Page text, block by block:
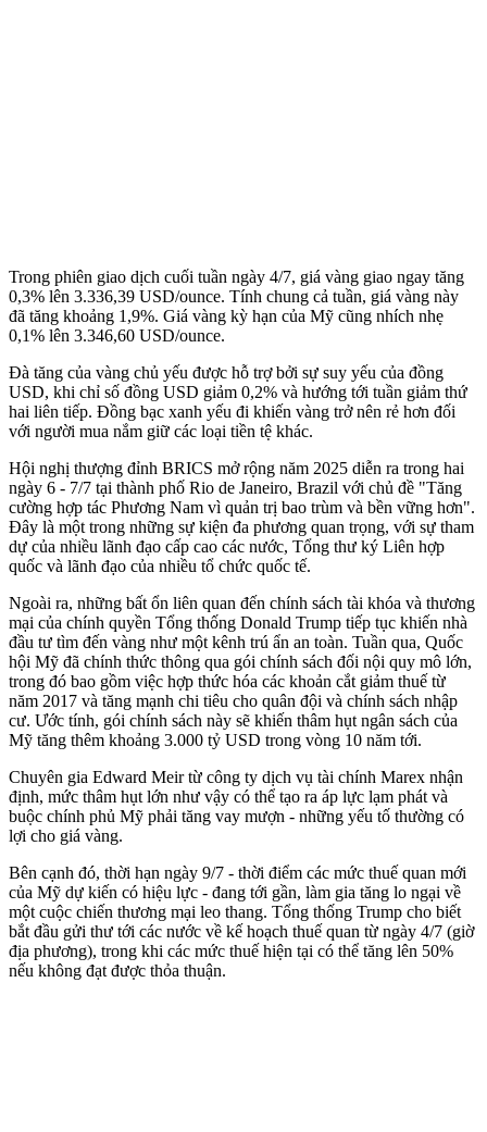
Trong phiên giao dịch cuối tuần ngày 4/7, giá vàng giao ngay tăng
0,3% lên 3.336,39 USD/ounce. Tính chung cả tuần, giá vàng này
đã tăng khoảng 1,9%. Giá vàng kỳ hạn của Mỹ cũng nhích nhẹ
0,1% lên 3.346,60 USD/ounce.
Đà tăng của vàng chủ yếu được hỗ trợ bởi sự suy yếu của đồng
USD, khi chỉ số đồng USD giảm 0,2% và hướng tới tuần giảm thứ
hai liên tiếp. Đồng bạc xanh yếu đi khiến vàng trở nên rẻ hơn đối
với người mua nắm giữ các loại tiền tệ khác.
Hội nghị thượng đỉnh BRICS mở rộng năm 2025 diễn ra trong hai
ngày 6 - 7/7 tại thành phố Rio de Janeiro, Brazil với chủ đề "Tăng
cường hợp tác Phương Nam vì quản trị bao trùm và bền vững hơn".
Đây là một trong những sự kiện đa phương quan trọng, với sự tham
dự của nhiều lãnh đạo cấp cao các nước, Tổng thư ký Liên hợp
quốc và lãnh đạo của nhiều tổ chức quốc tế.
Ngoài ra, những bất ổn liên quan đến chính sách tài khóa và thương
mại của chính quyền Tổng thống Donald Trump tiếp tục khiến nhà
đầu tư tìm đến vàng như một kênh trú ẩn an toàn. Tuần qua, Quốc
hội Mỹ đã chính thức thông qua gói chính sách đối nội quy mô lớn,
trong đó bao gồm việc hợp thức hóa các khoản cắt giảm thuế từ
năm 2017 và tăng mạnh chi tiêu cho quân đội và chính sách nhập
cư. Ước tính, gói chính sách này sẽ khiến thâm hụt ngân sách của
Mỹ tăng thêm khoảng 3.000 tỷ USD trong vòng 10 năm tới.
Chuyên gia Edward Meir từ công ty dịch vụ tài chính Marex nhận
định, mức thâm hụt lớn như vậy có thể tạo ra áp lực lạm phát và
buộc chính phủ Mỹ phải tăng vay mượn - những yếu tố thường có
lợi cho giá vàng.
Bên cạnh đó, thời hạn ngày 9/7 - thời điểm các mức thuế quan mới
của Mỹ dự kiến có hiệu lực - đang tới gần, làm gia tăng lo ngại về
một cuộc chiến thương mại leo thang. Tổng thống Trump cho biết
bắt đầu gửi thư tới các nước về kế hoạch thuế quan từ ngày 4/7 (giờ
địa phương), trong khi các mức thuế hiện tại có thể tăng lên 50%
nếu không đạt được thỏa thuận.